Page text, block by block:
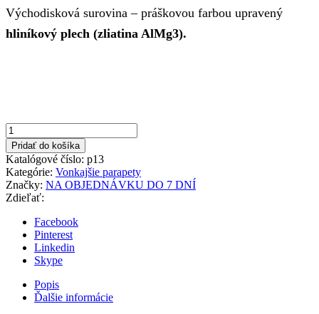
Východisková surovina – práškovou farbou upravený
hliníkový plech (zliatina AlMg3).
množstvo
Biela
150x1200mm
Vonkajší
parapet
hliníkový
Pridať do košíka
Katalógové číslo: p13
Kategórie: Vonkajšie parapety
Značky: NA OBJEDNÁVKU DO 7 DNÍ
Zdieľať:
Facebook
Pinterest
Linkedin
Skype
Popis
Ďalšie informácie